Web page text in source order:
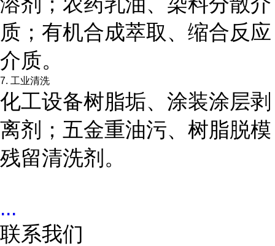
质；有机合成萃取、缩合反应
介质。
7. 工业清洗
化工设备树脂垢、涂装涂层剥
离剂；五金重油污、树脂脱模
残留清洗剂。
...
联系我们